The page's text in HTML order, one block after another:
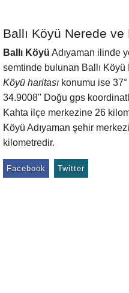
Ballı Köyü Nerede
Ballı Köyü Adıyaman ilinde
semtinde bulunan Ballı Köyü
Köyü haritası konumu ise
34.9008'' Doğu gps
Kahta ilçe merkezine 26
Köyü Adıyaman şehir
kilometredir.
Facebook Twitter